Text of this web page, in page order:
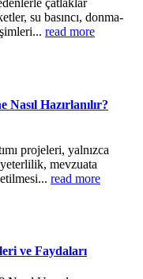
çatlaklar
su basıncı, donma-
read more
Nasıl Hazırlanılır?
projeleri, yalnızca
mevzuata
read more
ve Faydaları